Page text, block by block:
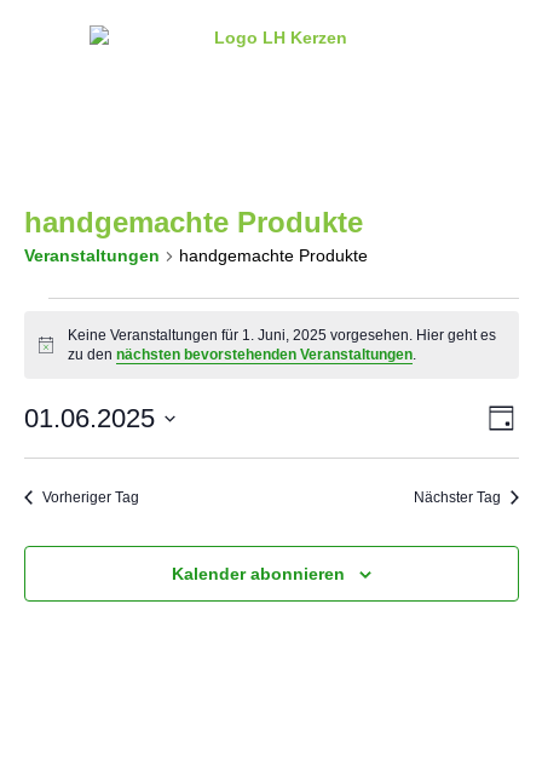
handgemachte Produkte
Veranstaltungen handgemachte Produkte
Hinweis
Keine Veranstaltungen für 1. Juni, 2025 vorgesehen. Hier geht es
zu den nächsten bevorstehenden Veranstaltungen.
Tag
01.06.2025
wählen.
Vorheriger Tag Nächster Tag
Kalender abonnieren